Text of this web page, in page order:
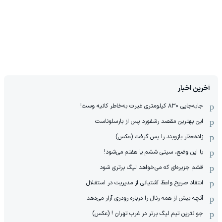
آخرین اخبار
جابه‌جایی ۸۳۰ کیلومتری غیرت به‌خاطر کانیه وست!
این بهترین مقصد رشفورد پس از بارسلوناست
زاده‌عطار بازوبند را پس گرفت (عکس)
با این وضع، سیتی ششم یا هفتم می‌شود!
قشم جزیره‌ای که می‌خواهد لیگ برتری شود
انتقاد صریح واعظ آشتیانی از مدیریت در استقلال
آنچه بیش از همه رئال را درباره رودری آزار می‌دهد
جوانترین تیم لیگ برتر در غرب تهران ! (عکس)